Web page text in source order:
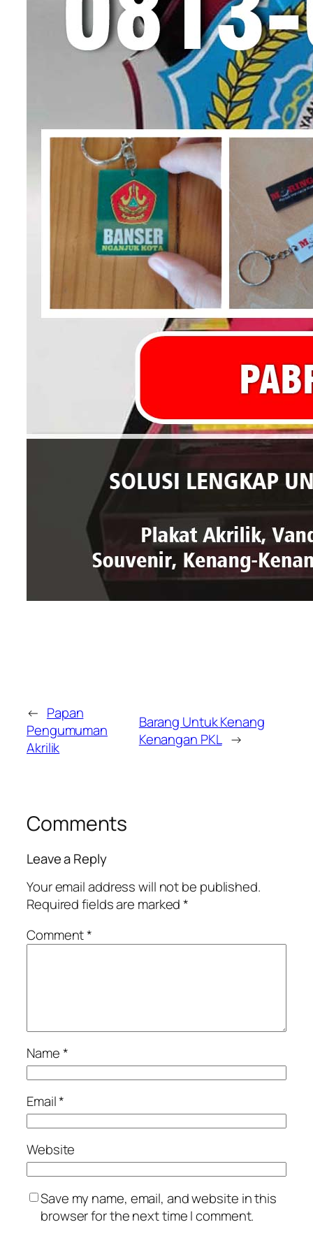
← Papan
Pengumuman
Akrilik
Barang Untuk Kenang
Kenangan PKL →
Comments
Leave a Reply
Your email address will not be published.
Required fields are marked*
Comment*
Name*
Email*
Website
Save my name, email, and website in this
browser for the next time I comment.